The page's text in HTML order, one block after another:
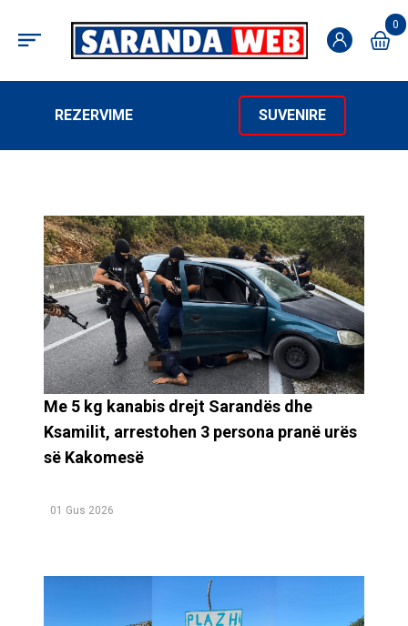
0
REZERVIME SUVENIRE
Me 5 kg kanabis drejt Sarandës dhe
Ksamilit, arrestohen 3 persona pranë urës
së Kakomesë
01 Gus 2026